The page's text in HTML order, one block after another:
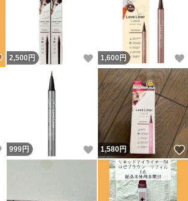
いいね！
2,500 円 いいね！
1,600 円
いいね！
999円 いいね！
1,580円